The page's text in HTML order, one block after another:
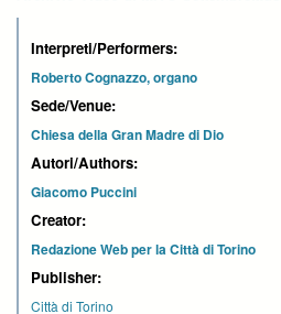
Interpreti/Performers:
Roberto Cognazzo, organo
Sede/Venue:
Chiesa della Gran Madre di Dio
Autori/Authors:
Giacomo Puccini
Creator:
Redazione Web per la Città di Torino
Publisher:
Città di Torino